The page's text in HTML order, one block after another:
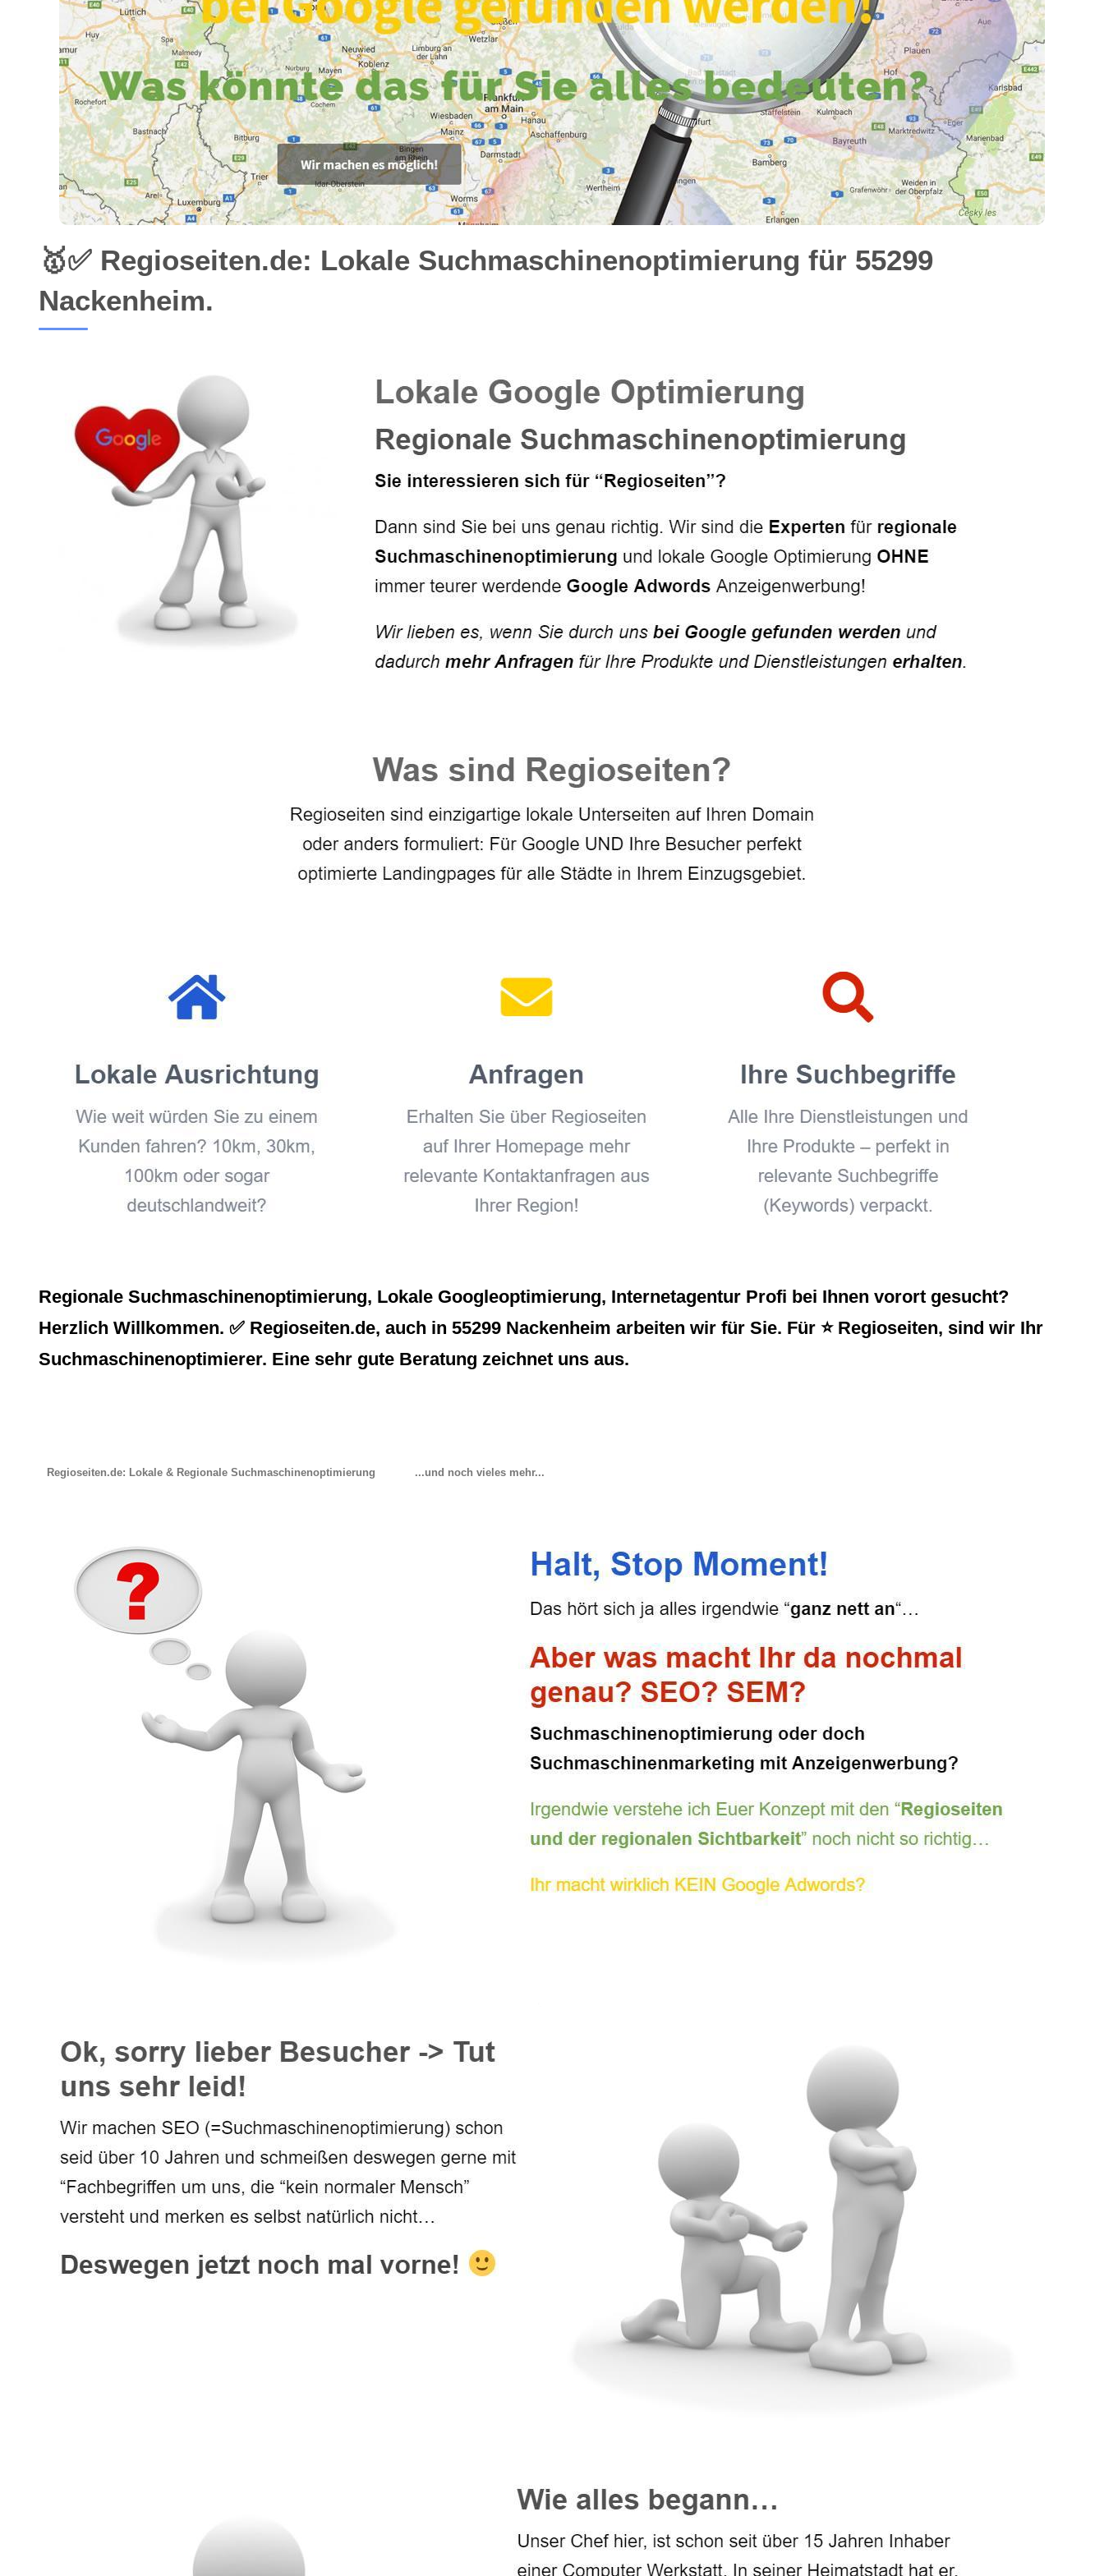
🥇✅ Regioseiten.de: Lokale Suchmaschinenoptimierung für 55299
Nackenheim.
Regionale Suchmaschinenoptimierung, Lokale Googleoptimierung, Internetagentur Profi bei Ihnen vorort gesucht?
Herzlich Willkommen. ✅ Regioseiten.de, auch in 55299 Nackenheim arbeiten wir für Sie. Für ⭐ Regioseiten, sind wir Ihr
Suchmaschinenoptimierer. Eine sehr gute Beratung zeichnet uns aus.
Regioseiten.de: Lokale & Regionale Suchmaschinenoptimierung ...und noch vieles mehr...